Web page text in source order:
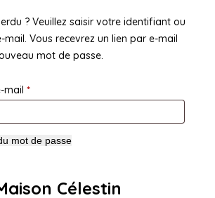
? Veuillez saisir votre identifiant ou
Vous recevrez un lien par e-mail
mot de passe.
mail *Obligatoire
mot de passe
Célestin